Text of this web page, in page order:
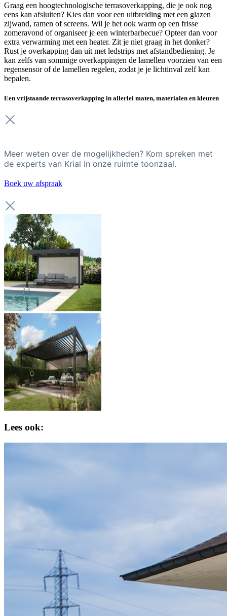
Graag een hoogtechnologische terrasoverkapping, die je ook nog
eens kan afsluiten? Kies dan voor een uitbreiding met een glazen
zijwand, ramen of screens. Wil je het ook warm op een frisse
zomeravond of organiseer je een winterbarbecue? Opteer dan voor
extra verwarming met een heater. Zit je niet graag in het donker?
Rust je overkapping dan uit met ledstrips met afstandbediening. Je
kan zelfs van sommige overkappingen de lamellen voorzien van een
regensensor of de lamellen regelen, zodat je je lichtinval zelf kan
bepalen.
Een vrijstaande terrasoverkapping in allerlei maten, materialen en kleuren
Meer weten over de mogelijkheden? Kom spreken met
de experts van Krial in onze ruimte toonzaal.
Boek uw afspraak
Lees ook: